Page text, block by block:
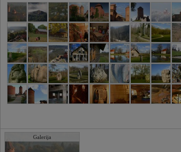
Galerija